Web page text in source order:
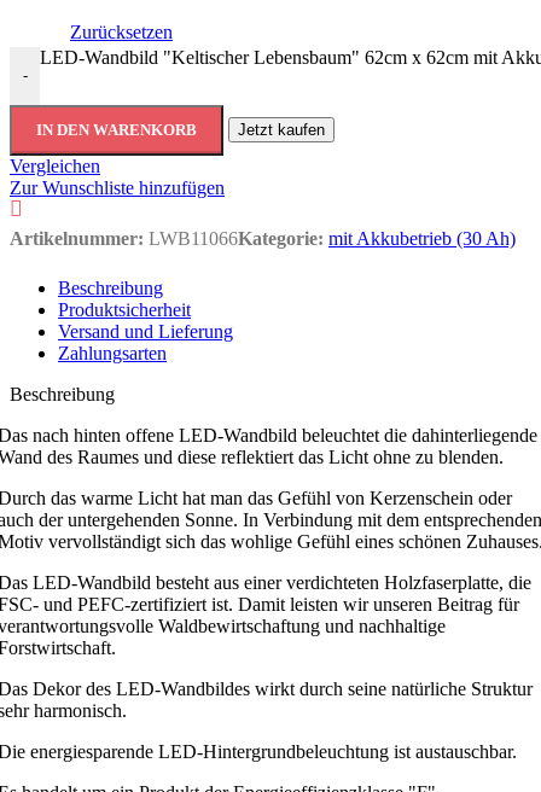
Zurücksetzen
-
LED-Wandbild "Keltischer Lebensbaum" 62cm x 62cm mit
IN DEN WARENKORB Jetzt kaufen
Vergleichen
Zur Wunschliste hinzufügen
Artikelnummer: LWB11066Kategorie: mit Akkubetrieb (30 Ah)
Beschreibung
Produktsicherheit
Versand und Lieferung
Zahlungsarten
Beschreibung
nach hinten offene LED-Wandbild beleuchtet die dahinterliegende
des Raumes und diese reflektiert das Licht ohne zu blenden.
das warme Licht hat man das Gefühl von Kerzenschein oder
der untergehenden Sonne. In Verbindung mit dem entsprechenden
vervollständigt sich das wohlige Gefühl eines schönen
LED-Wandbild besteht aus einer verdichteten Holzfaserplatte, die
und PEFC-zertifiziert ist. Damit leisten wir unseren Beitrag für
Waldbewirtschaftung und nachhaltige
Dekor des LED-Wandbildes wirkt durch seine natürliche Struktur
harmonisch.
energiesparende LED-Hintergrundbeleuchtung ist austauschbar.